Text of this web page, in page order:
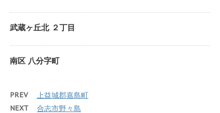
武蔵ヶ丘北 ２丁目
南区 八分字町
PREV 上益城郡嘉島町
NEXT 合志市野々島